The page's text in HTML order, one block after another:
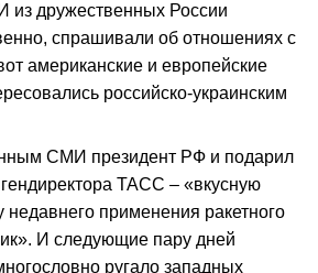
из дружественных России
спрашивали об отношениях с
американские и европейские
российско-украинским
СМИ президент РФ и подарил
ТАСС – «вкусную
недавнего применения ракетного
И следующие пару дней
ругало западных